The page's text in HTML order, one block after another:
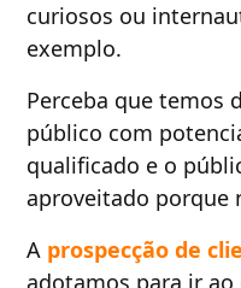
curiosos ou
exemplo.
Perceba que temos
público com
qualificado e o
aproveitado porque
A prospecção de
adotamos para ir ao